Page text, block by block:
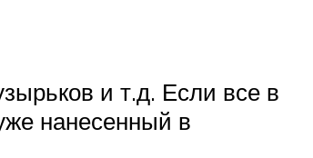
и т.д. Если все в
нанесенный в